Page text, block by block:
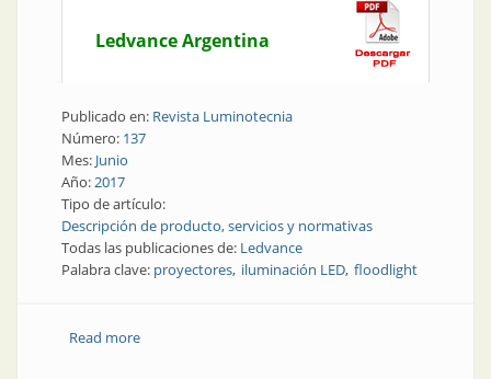
Ledvance Argentina
Publicado en: Revista Luminotecnia
Número: 137
Mes: Junio
Año:2017
Tipo de artículo:
Descripción de producto, servicios y normativas
Todas las publicaciones de: Ledvance
Palabra clave: proyectores iluminación LED floodlight
Read moreabout Producto | Familia completa de proyectores